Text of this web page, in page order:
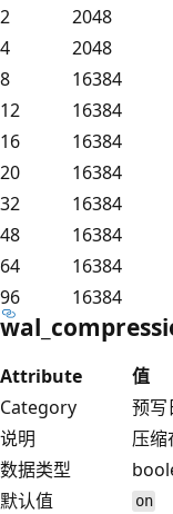
2
2048
4
2048
8
16384
12
16384
16
16384
20
16384
32
16384
48
16384
64
16384
96
16384
Attribute
值
Category
预写
说明
压缩
数据类型
默认值
on